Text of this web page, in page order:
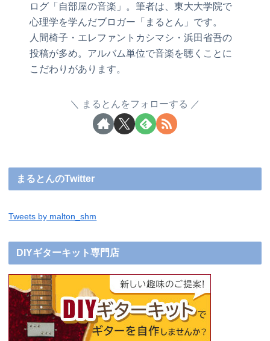
ログ「自部屋の音楽」。筆者は、東大大学院で
心理学を学んだブロガー「まるとん」です。
人間椅子・エレファントカシマシ・浜田省吾の
投稿が多め。アルバム単位で音楽を聴くことに
こだわりがあります。
まるとんをフォローする
まるとんのTwitter
Tweets by malton_shm
DIYギターキット専門店